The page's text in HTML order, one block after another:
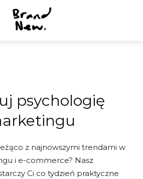
psychologię
z najnowszymi trendami w
i e-commerce? Nasz
Ci co tydzień praktyczne